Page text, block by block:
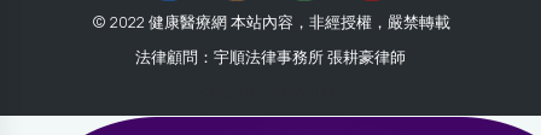
© 2022 健康醫療網 本站內容，非經授權，嚴禁轉載
法律顧問：宇順法律事務所 張耕豪律師